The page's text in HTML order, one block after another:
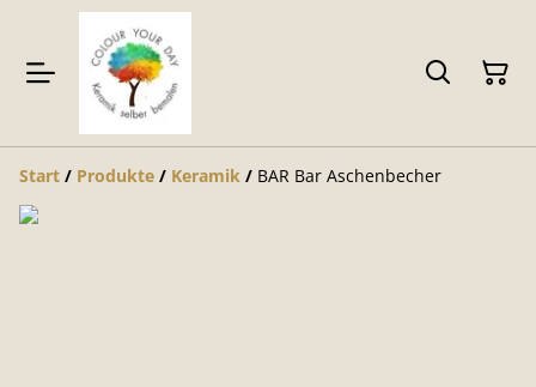
Start / Produkte / Keramik / BAR Bar Aschenbecher